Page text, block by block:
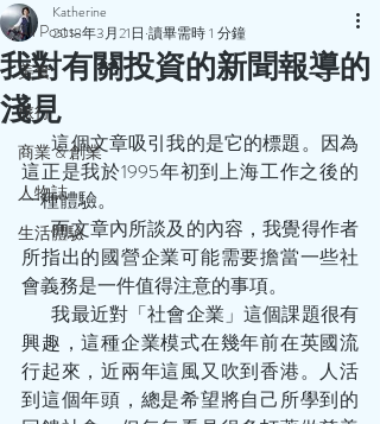
All Posts
美食
旅行
商業 & 創業
人物誌
生活體驗
我對有關投資的新聞報導的
淺見
Katherine
2018年3月21日 讀畢需時 1 分鐘
        這個文章吸引我的是它的標題。因為
這正是我於1995年初到上海工作之後的
一種體驗。
        而文章內所談及的內容，我覺得作者
所指出的國營企業可能需要擔當一些社
會義務是一件值得注意的事項。
        我最近對「社會企業」這個課題很有
興趣，這種企業模式在幾年前在英國流
行起來，近兩年這風又吹到香港。人活
到這個年頭，總是希望將自己所學到的